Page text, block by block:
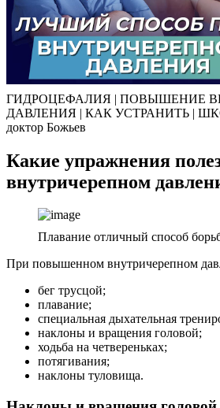
ГИДРОЦЕФАЛИЯ | ПОВЫШЕНИЕ
ДАВЛЕНИЯ | КАК УСТРАНИТЬ |
доктор Божьев
Какие упражнения
внутричерепном
Плавание отличный способ
При повышенном внутричерепном
бег трусцой;
плавание;
специальная дыхательная
наклоны и вращения головой;
ходьба на четвереньках;
потягивания;
наклоны туловища.